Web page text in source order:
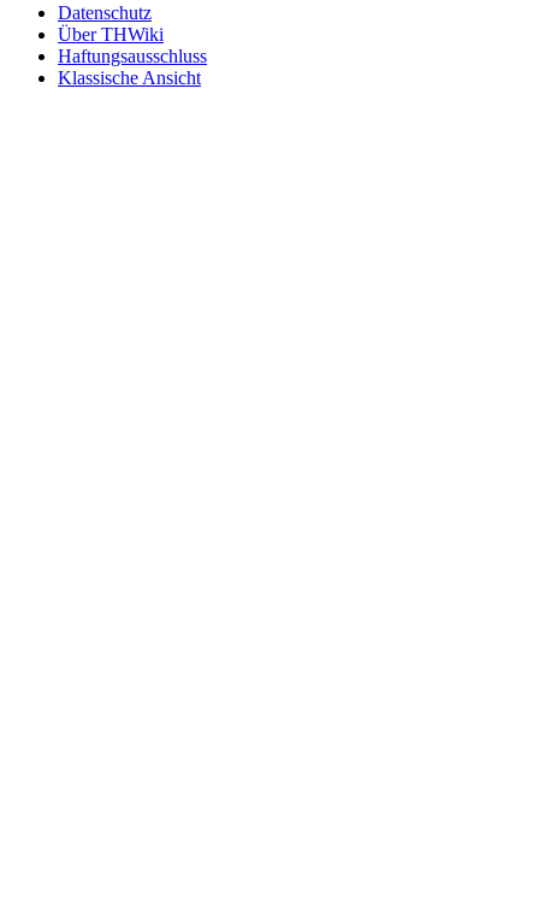
Datenschutz
Über THWiki
Haftungsausschluss
Klassische Ansicht